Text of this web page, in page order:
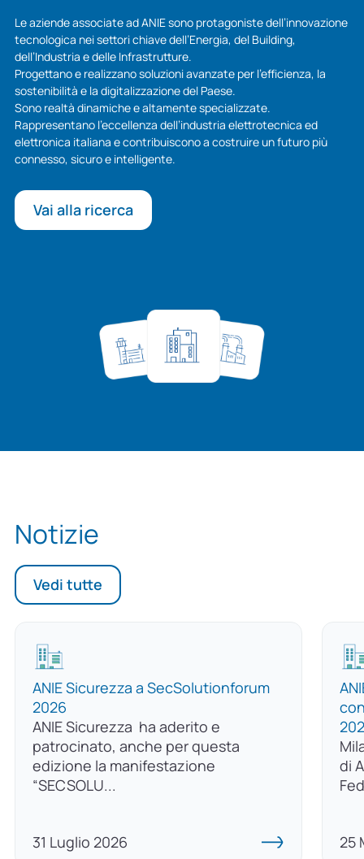
Le aziende associate ad ANIE sono protagoniste dell’innovazione
tecnologica nei settori chiave dell’Energia, del Building,
dell’Industria e delle Infrastrutture.
Progettano e realizzano soluzioni avanzate per l’efficienza, la
sostenibilità e la digitalizzazione del Paese.
Sono realtà dinamiche e altamente specializzate.
Rappresentano l’eccellenza dell’industria elettrotecnica ed
elettronica italiana e contribuiscono a costruire un futuro più
connesso, sicuro e intelligente.
Vai alla ricerca
Notizie
Vedi tutte
ANIE Sicurezza a SecSolutionforum
2026
ANIE Sicurezza ha aderito e
patrocinato, anche per questa
edizione la manifestazione
“SECSOLU...
31 Luglio 2026
di
25